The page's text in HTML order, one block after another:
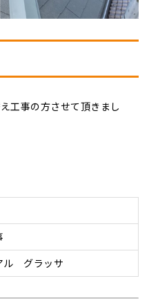
工事の方させて頂きまし
ル グラッサ